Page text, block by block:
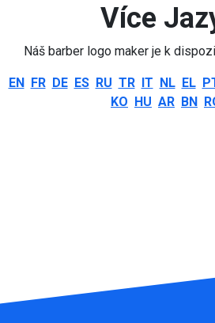
Více
Náš barber logo maker je k
EN FR DE ES RU TR IT NL EL
KO HU AR BN